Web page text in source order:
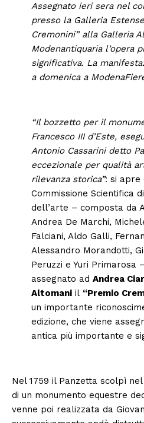
Assegnato ieri sera nel
presso la Galleria
Cremonini” alla Galleria
Modenantiquaria l’opera
significativa. La
a domenica a
“Il bozzetto per il
Francesco III d’Este,
Antonio Cassarini detto
eccezionale per qualità
rilevanza storica”: si apre
Commissione Scientifica
dell’arte – composta da
Andrea De Marchi,
Falciani, Aldo Galli,
Alessandro Morandotti,
Peruzzi e Yuri Primarosa
assegnato ad Andrea
Altomaniil “Premio
un importante
edizione, che viene
antica più importante e
Nel 1759 il Panzetta scolpì
di un monumento equestre
venne poi realizzata da